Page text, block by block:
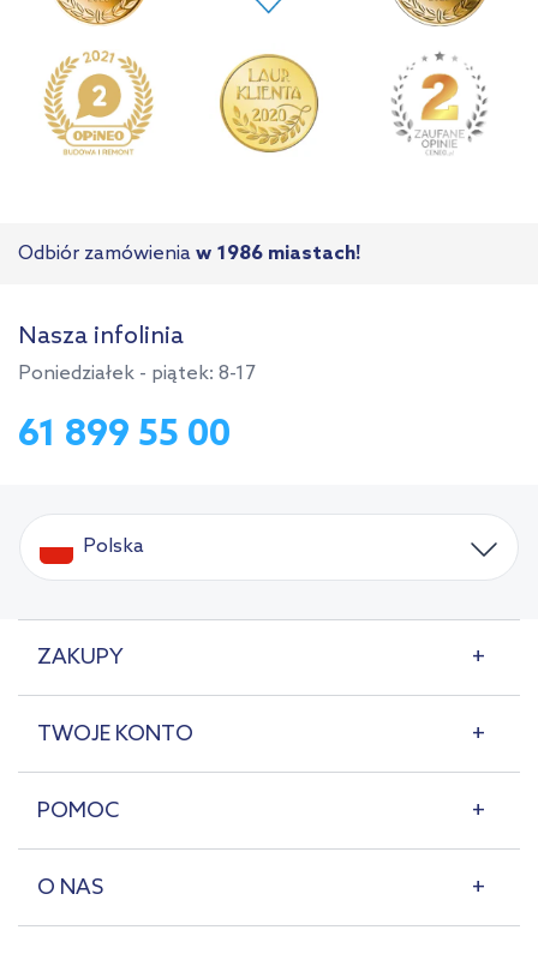
Odbiór zamówienia w 1986 miastach!
Nasza infolinia
Poniedziałek - piątek: 8-17
61 899 55 00
Polska
ZAKUPY
TWOJE KONTO
POMOC
O NAS